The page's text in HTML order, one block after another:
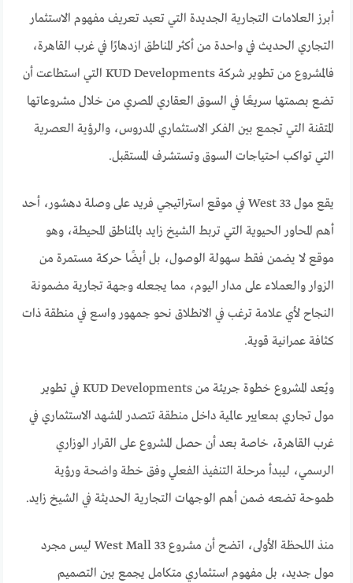
أبرز العلامات التجارية الجديدة التي تعيد تعريف مفهوم الاستثمار
التجاري الحديث في واحدة من أكثر المناطق ازدهارًا في غرب القاهرة،
فالمشروع من تطوير شركة KUD Developments التي استطاعت أن
تضع بصمتها سريعًا في السوق العقاري المصري من خلال مشروعاتها
المتقنة التي تجمع بين الفكر الاستثماري المدروس، والرؤية العصرية
التي تواكب احتياجات السوق وتستشرف المستقبل.
يقع مول 33 West في موقع استراتيجي فريد على وصلة دهشور، أحد
أهم المحاور الحيوية التي تربط الشيخ زايد بالمناطق المحيطة، وهو
موقع لا يضمن فقط سهولة الوصول، بل أيضًا حركة مستمرة من
الزوار والعملاء على مدار اليوم، مما يجعله وجهة تجارية مضمونة
النجاح لأي علامة ترغب في الانطلاق نحو جمهور واسع في منطقة ذات
كثافة عمرانية قوية.
ويُعد المشروع خطوة جريئة من KUD Developments في تطوير
مول تجاري بمعايير عالمية داخل منطقة تتصدر المشهد الاستثماري في
غرب القاهرة، خاصة بعد أن حصل المشروع على القرار الوزاري
الرسمي، ليبدأ مرحلة التنفيذ الفعلي وفق خطة واضحة ورؤية
طموحة تضعه ضمن أهم الوجهات التجارية الحديثة في الشيخ زايد.
منذ اللحظة الأولى، اتضح أن مشروع 33 West Mall ليس مجرد
مول جديد، بل مفهوم استثماري متكامل يجمع بين التصميم